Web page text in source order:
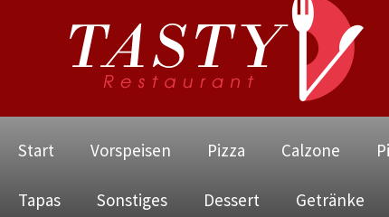
überspringen
Start Vorspeisen Pizza Calzone
Tapas Sonstiges Dessert Getränke